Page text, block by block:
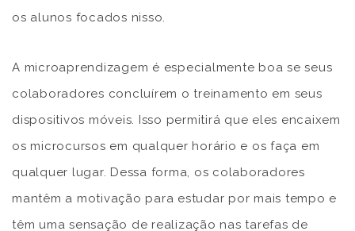
os alunos focados nisso.
A microaprendizagem é especialmente boa se seus
colaboradores concluírem o treinamento em seus
dispositivos móveis. Isso permitirá que eles encaixem
os microcursos em qualquer horário e os faça em
qualquer lugar. Dessa forma, os colaboradores
mantêm a motivação para estudar por mais tempo e
têm uma sensação de realização nas tarefas de